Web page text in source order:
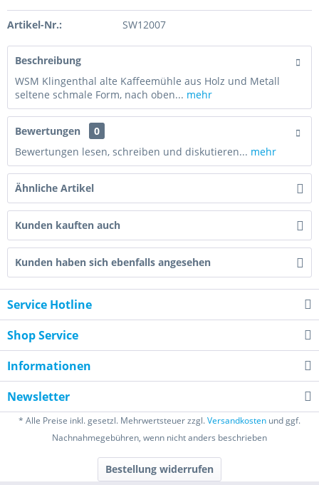
Artikel-Nr.: SW12007
Beschreibung
WSM Klingenthal alte Kaffeemühle aus Holz und Metall
seltene schmale Form, nach oben... mehr
Bewertungen
0
Bewertungen lesen, schreiben und diskutieren... mehr
Ähnliche Artikel
Kunden kauften auch
Kunden haben sich ebenfalls angesehen
Service Hotline
Shop Service
Informationen
Newsletter
* Alle Preise inkl. gesetzl. Mehrwertsteuer zzgl.Versandkosten und ggf.
Nachnahmegebühren, wenn nicht anders beschrieben
Bestellung widerrufen